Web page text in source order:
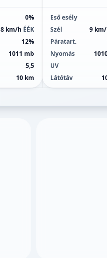
0%
8 km/h ÉÉK
12%
1011 mb
5,5
10 km
Eső esély
Szél
9
Páratart.
Nyomás
UV
Látótáv